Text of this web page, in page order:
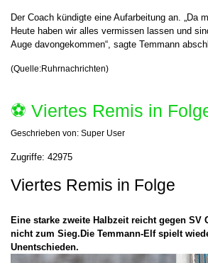
Der Coach kündigte eine Aufarbeitung an. „Da
Heute haben wir alles vermissen lassen und
Auge davongekommen“, sagte Temmann
(Quelle:Ruhrnachrichten)
⚽️ Viertes Remis in
Geschrieben von: Super User
Zugriffe: 42975
Viertes Remis in Folge
Eine starke zweite Halbzeit reicht gegen SV
nicht zum Sieg.Die Temmann-Elf spielt
Unentschieden.